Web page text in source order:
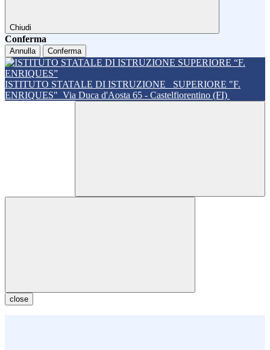
Chiudi
Conferma
Annulla Conferma
ISTITUTO STATALE DI ISTRUZIONE
SUPERIORE "F.
ENRIQUES" Via Duca d'Aosta 65 - Castelfiorentino (FI)
close